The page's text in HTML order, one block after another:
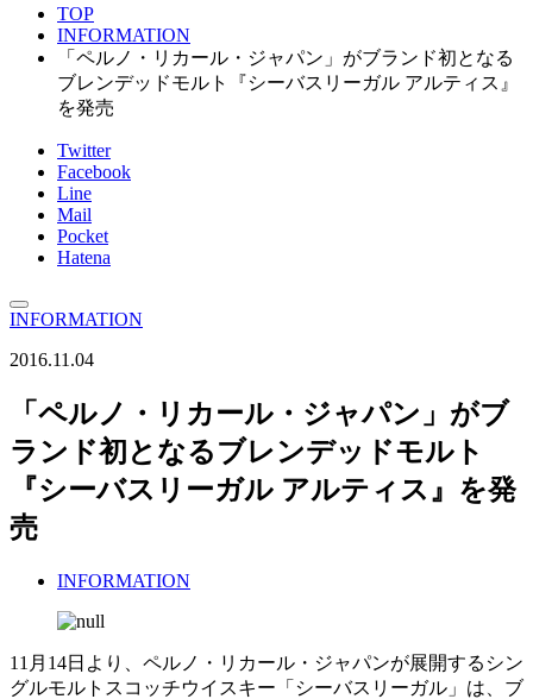
TOP
INFORMATION
「ペルノ・リカール・ジャパン」がブランド初となる
ブレンデッドモルト『シーバスリーガル アルティス』
を発売
Twitter
Facebook
Line
Mail
Pocket
Hatena
INFORMATION
2016.11.04
「ペルノ・リカール・ジャパン」がブ
ランド初となるブレンデッドモルト
『シーバスリーガル アルティス』を発
売
INFORMATION
11月14日より、ペルノ・リカール・ジャパンが展開するシン
グルモルトスコッチウイスキー「シーバスリーガル」は、ブ